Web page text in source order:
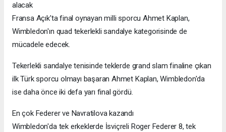
alacak
Fransa Açık'ta final oynayan milli sporcu Ahmet Kaplan,
Wimbledon'ın quad tekerlekli sandalye kategorisinde de
mücadele edecek.
Tekerlekli sandalye tenisinde teklerde grand slam finaline çıkan
ilk Türk sporcu olmayı başaran Ahmet Kaplan, Wimbledon'da
ise daha önce iki defa yarı final gördü.
En çok Federer ve Navratilova kazandı
Wimbledon'da tek erkeklerde İsviçreli Roger Federer 8, tek